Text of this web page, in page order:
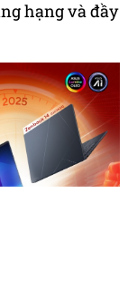
hạng và đầy